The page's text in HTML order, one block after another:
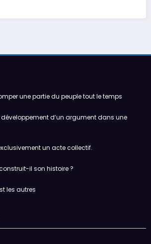
une partie du peuple tout le temps
développement d’un argument dans une
un acte collectif.
il son histoire ?
les autres